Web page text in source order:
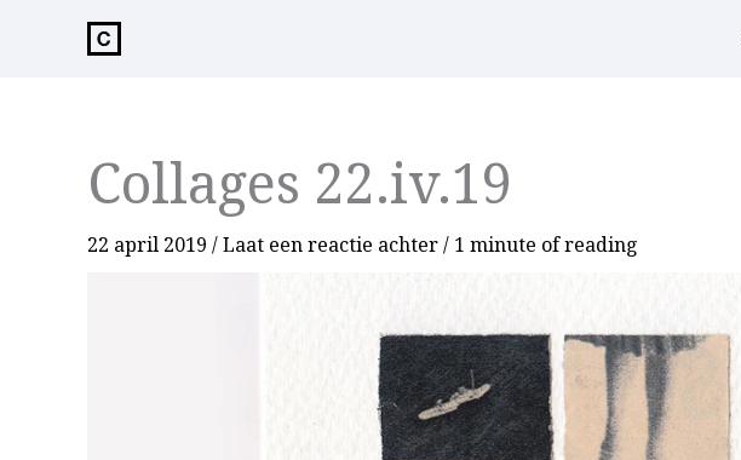
Collages 22.iv.19
22 april 2019 /Laat een reactie achter/ 1 minute of reading